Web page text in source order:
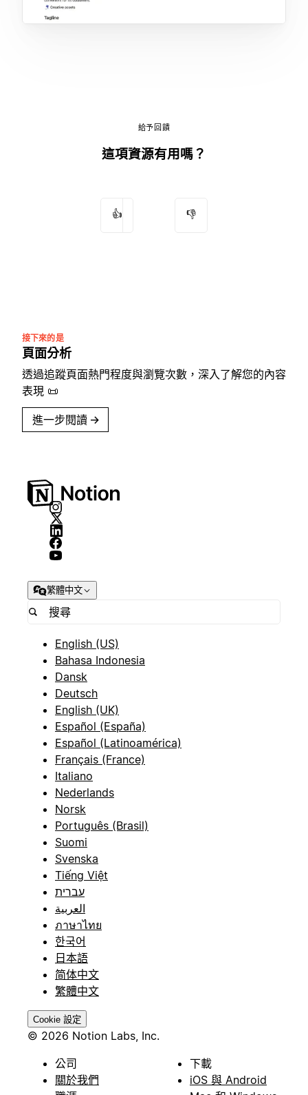
給予回饋
這項資源有用嗎？
👍 👎
接下來的是
頁面分析
透過追蹤頁面熱門程度與瀏覽次數，深入了解您的內容
表現 📜
進一步閱讀 →
繁體中文
English (US)
Bahasa Indonesia
Dansk
Deutsch
English (UK)
Español (España)
Español (Latinoamérica)
Français (France)
Italiano
Nederlands
Norsk
Português (Brasil)
Suomi
Svenska
Tiếng Việt
עברית
العربية
ภาษาไทย
한국어
日本語
简体中文
繁體中文
Cookie 設定
© 2026 Notion Labs, Inc.
公司
關於我們
下載
iOS 與 Android